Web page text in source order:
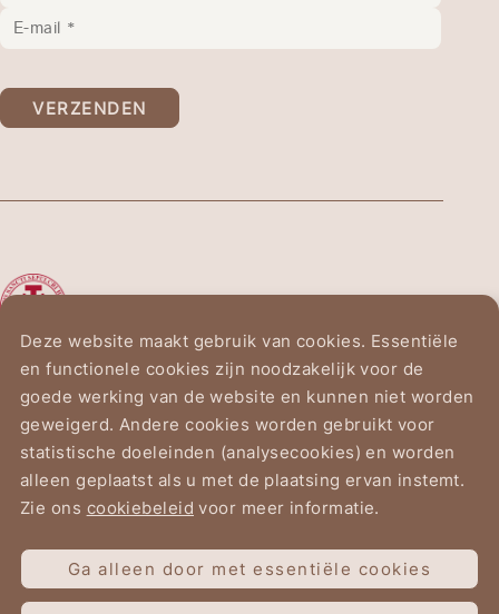
Vogelzanglaan 2
1150 Brussel
VERZENDEN
Gebruiksvoorwaarden
Gegevensbeschermingsverklaring
Cookiebeleid
Deze website maakt gebruik van cookies. Essentiële
en functionele cookies zijn noodzakelijk voor de
goede werking van de website en kunnen niet worden
geweigerd. Andere cookies worden gebruikt voor
statistische doeleinden (analysecookies) en worden
alleen geplaatst als u met de plaatsing ervan instemt.
Zie ons cookiebeleid voor meer informatie.
Ga alleen door met essentiële cookies